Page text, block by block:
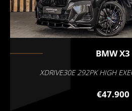
BMWX3
XDRIVE30E 292PK HIGH
€47.900